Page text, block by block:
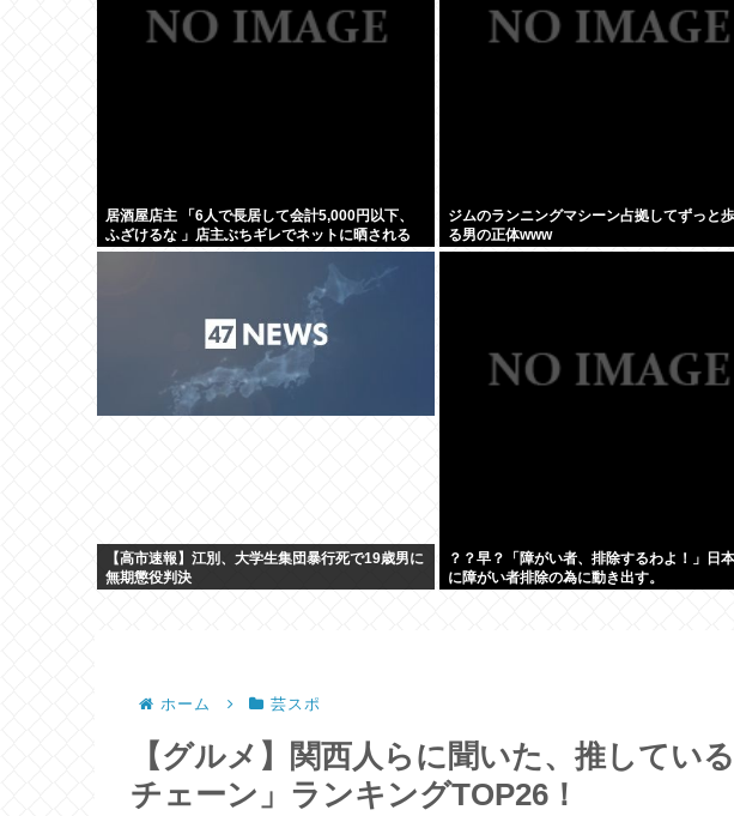
居酒屋店主 「6人で長居して会計5,000円以下、
ふざけるな 」店主ぶちギレでネットに晒される
www
ジムのランニングマシーン占拠してずっと
る男の正体www
【高市速報】江別、大学生集団暴行死で19歳男に
無期懲役判決
？？早？「障がい者、排除するわよ！」日
に障がい者排除の為に動き出す。
ホーム 芸スポ
【グルメ】関西人らに聞いた、推してい
チェーン」ランキングTOP26！